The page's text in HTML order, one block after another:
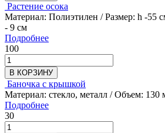
Растение осока
Материал: Полиэтилен / Размер: h -55
- 9 см
Подробнее
100
В КОРЗИНУ
Баночка с крышкой
Материал: стекло, металл / Объем: 130
Подробнее
30